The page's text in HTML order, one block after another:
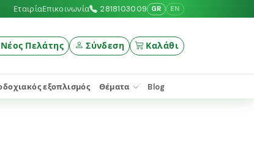
ΕταιρίαΕπικοινωνία 2818103009 GR EN
Νέος Πελάτης Σύνδεση Καλάθι
εξοπλισμός Θέματα Blog